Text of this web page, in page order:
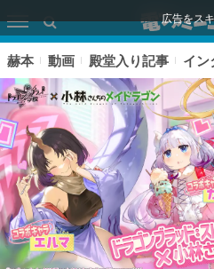
広告をス
赫本 動画 殿堂入り記事 イン